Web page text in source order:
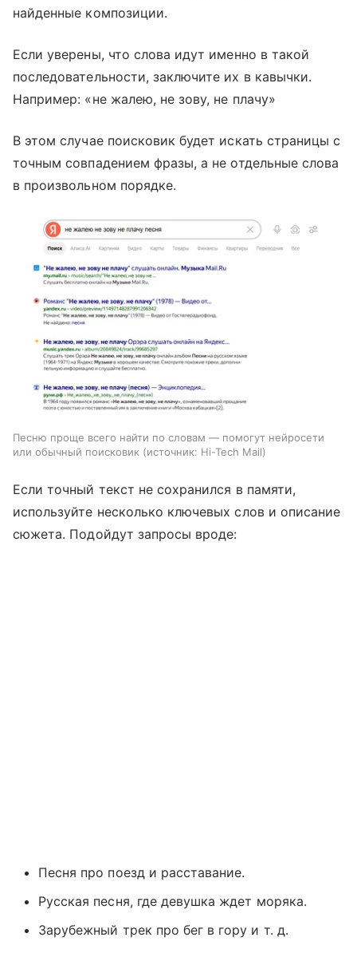
найденные композиции.
Если уверены, что слова идут именно в такой
последовательности, заключите их в кавычки.
Например: «не жалею, не зову, не плачу»
В этом случае поисковик будет искать страницы с
точным совпадением фразы, а не отдельные слова
в произвольном порядке.
Песню проще всего найти по словам — помогут нейросети
или обычный поисковик
источник: Hi-Tech Mail
Если точный текст не сохранился в памяти,
используйте несколько ключевых слов и описание
сюжета. Подойдут запросы вроде:
Песня про поезд и расставание.
Русская песня, где девушка ждет моряка.
Зарубежный трек про бег в гору и т. д.